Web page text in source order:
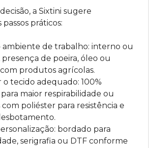
a Sixtini sugere
práticos:
ambiente de trabalho: interno ou
de poeira, óleo ou
produtos agrícolas.
o tecido adequado: 100%
maior respirabilidade ou
com poliéster para resistência e
bordado para
serigrafia ou DTF conforme